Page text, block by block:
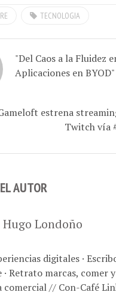
TECNOLOGIA
"Del Caos a la Fluidez
Aplicaciones en BYOD"
estrena
Twitch vía
AUTOR
Hugo Londoño
digitales ·
· Retrato marcas, comer
// Con-Café